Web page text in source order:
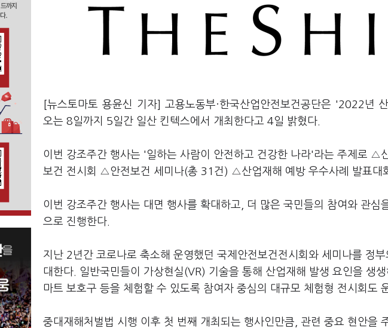
[뉴스토마토 용윤신 기자] 고용노동부·한국산업안전보건공단은 '2022년
오는 8일까지 5일간 일산 킨텍스에서 개최한다고 4일 밝혔다.
이번 강조주간 행사는 '일하는 사람이 안전하고 건강한 나라'라는 주제로 △
보건 전시회 △안전보건 세미나(총 31건) △산업재해 예방 우수사례 발표대
이번 강조주간 행사는 대면 행사를 확대하고, 더 많은 국민들의 참여와 관심
으로 진행한다.
지난 2년간 코로나로 축소해 운영했던 국제안전보건전시회와 세미나를 정
대한다. 일반국민들이 가상현실(VR) 기술을 통해 산업재해 발생 요인을 생
마트 보호구 등을 체험할 수 있도록 참여자 중심의 대규모 체험형 전시회도
중대재해처벌법 시행 이후 첫 번째 개최되는 행사인만큼, 관련 중요 현안을